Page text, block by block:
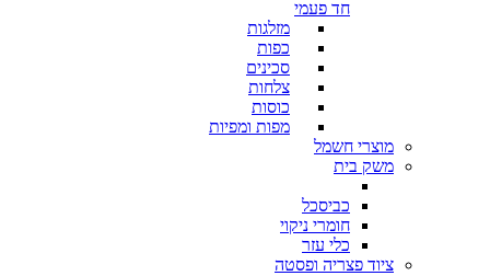
חד פעמי
מזלגות
כפות
סכינים
צלחות
כוסות
מפות ומפיות
מוצרי חשמל
משק בית
כביסכל
חומרי ניקוי
כלי עזר
ציוד פצריה ופסטה